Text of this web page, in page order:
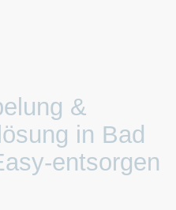
&
in Bad
entsorgen